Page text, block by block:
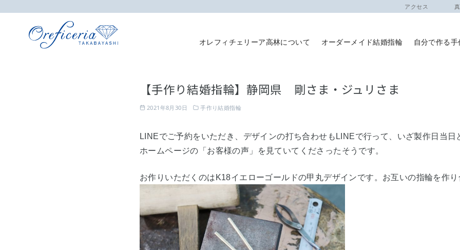
アクセス 真
オレフィチェリーア高林について オーダーメイド結婚指輪 自分で作る
【手作り結婚指輪】静岡県 剛さま・ジュリさま
2021年8月30日 手作り結婚指輪
LINEでご予約をいただき、デザインの打ち合わせもLINEで行って、いざ製作日当日
ホームページの「お客様の声」を見ていてくださったそうです。
お作りいただくのはK18イエローゴールドの甲丸デザインです。お互いの指輪を作